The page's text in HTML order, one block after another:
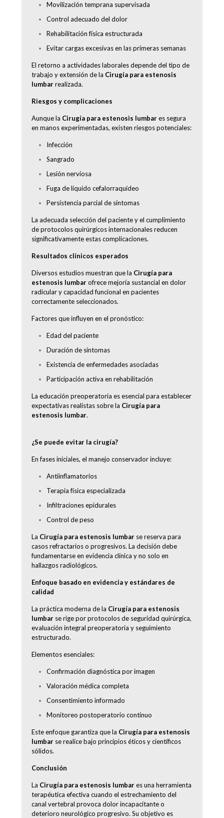
Movilización temprana supervisada
Control adecuado del dolor
Rehabilitación física estructurada
Evitar cargas excesivas en las primeras semanas
El retorno a actividades laborales depende del tipo de
trabajo y extensión de la Cirugía para estenosis
lumbarrealizada.
Riesgos y complicaciones
Aunque la Cirugía para estenosis lumbares segura
en manos experimentadas, existen riesgos potenciales:
Infección
Sangrado
Lesión nerviosa
Fuga de líquido cefalorraquídeo
Persistencia parcial de síntomas
La adecuada selección del paciente y el cumplimiento
de protocolos quirúrgicos internacionales reducen
significativamente estas complicaciones.
Resultados clínicos esperados
Diversos estudios muestran que la Cirugía para
estenosis lumbarofrece mejoría sustancial en dolor
radicular y capacidad funcional en pacientes
correctamente seleccionados.
Factores que influyen en el pronóstico:
Edad del paciente
Duración de síntomas
Existencia de enfermedades asociadas
Participación activa en rehabilitación
La educación preoperatoria es esencial para establecer
expectativas realistas sobre la Cirugía para
estenosis lumbar.
¿Se puede evitar la cirugía?
En fases iniciales, el manejo conservador incluye:
Antiinflamatorios
Terapia física especializada
Infiltraciones epidurales
Control de peso
La Cirugía para estenosis lumbar se reserva para
casos refractarios o progresivos. La decisión debe
fundamentarse en evidencia clínica y no solo en
hallazgos radiológicos.
Enfoque basado en evidencia y estándares de
calidad
La práctica moderna de la Cirugía para estenosis
lumbar se rige por protocolos de seguridad quirúrgica,
evaluación integral preoperatoria y seguimiento
estructurado.
Elementos esenciales:
Confirmación diagnóstica por imagen
Valoración médica completa
Consentimiento informado
Monitoreo postoperatorio continuo
Este enfoque garantiza que la Cirugía para estenosis
lumbar se realice bajo principios éticos y científicos
sólidos.
Conclusión
La Cirugía para estenosis lumbares una herramienta
terapéutica efectiva cuando el estrechamiento del
canal vertebral provoca dolor incapacitante o
deterioro neurológico progresivo. Su objetivo es